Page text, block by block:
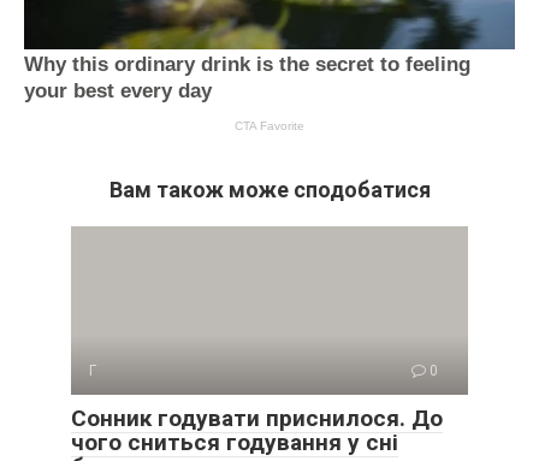
Вам також може сподобатися
Г 0
Сонник годувати приснилося. До
чого сниться годування у сні